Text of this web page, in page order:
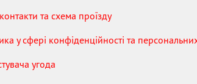
та схема проїзду
у сфері конфіденційності та
угода